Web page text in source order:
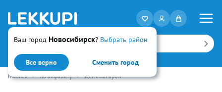
Ваш город Новосибирск? Выбрать район
Все верно Сменить город
Искать
Главная • по алфавиту • Демазол крем